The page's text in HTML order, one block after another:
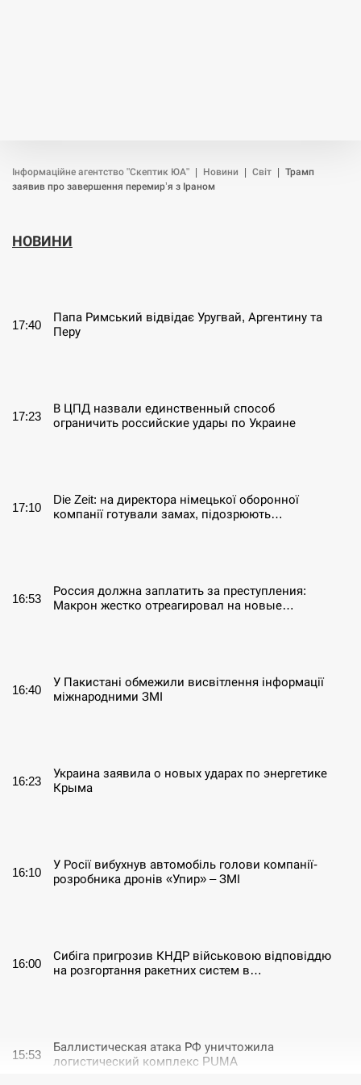
Інформаційне агентство "Скептик ЮА" Новини Світ
Трамп
заявив про завершення перемир’я з Іраном
НОВИНИ
17:40
Папа Римський відвідає Уругвай, Аргентину та
Перу
17:23
В ЦПД назвали единственный способ
ограничить российские удары по Украине
17:10
Die Zeit: на директора німецької оборонної
компанії готували замах, підозрюють…
16:53
Россия должна заплатить за преступления:
Макрон жестко отреагировал на новые…
16:40
У Пакистані обмежили висвітлення інформації
міжнародними ЗМІ
16:23
Украина заявила о новых ударах по энергетике
Крыма
16:10
У Росії вибухнув автомобіль голови компанії-
розробника дронів «Упир» – ЗМІ
16:00
Сибіга пригрозив КНДР військовою відповіддю
на розгортання ракетних систем в…
15:53
Баллистическая атака РФ уничтожила
логистический комплекс PUMA